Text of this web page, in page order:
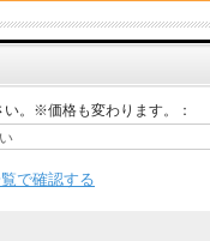
。※価格も変わります。：
で確認する